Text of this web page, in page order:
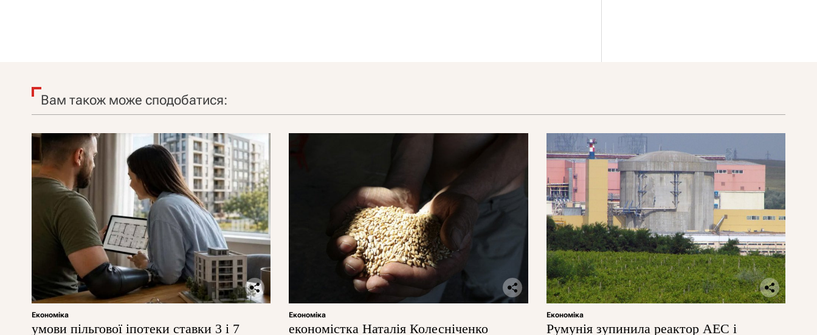
Вам також може сподобатися:
Економіка
умови пільгової іпотеки ставки 3 і 7
Економіка
економістка Наталія Колесніченко
Економіка
Румунія зупинила реактор АЕС і